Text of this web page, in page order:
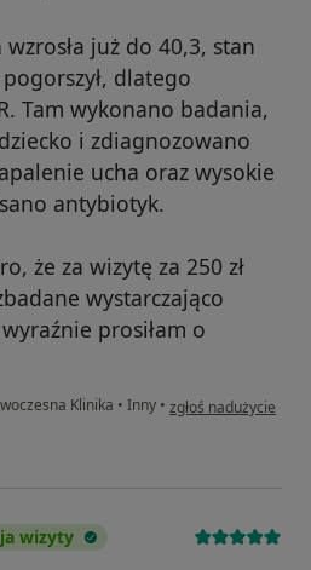
już do 40,3, stan
dlatego
Tam wykonano badania,
i zdiagnozowano
ucha oraz wysokie
antybiotyk.
że za wizytę za 250 zł
wystarczająco
prosiłam o
Klinika • Inny • w opinii użytkownika
zgłoś nadużycie
wizyty